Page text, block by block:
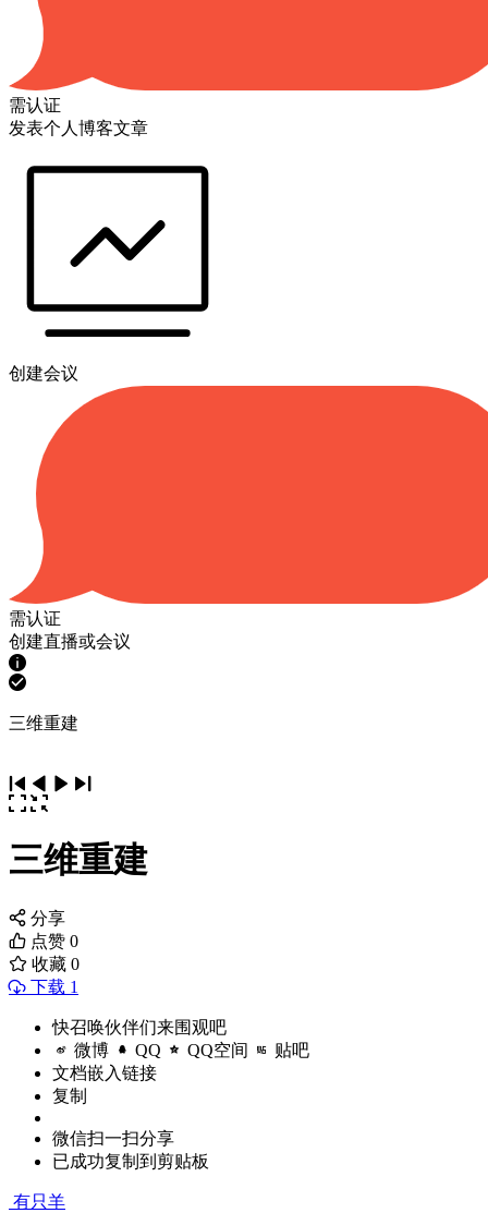
需认证
发表个人博客文章
创建会议
需认证
创建直播或会议
三维重建
三维重建
分享
点赞 0
收藏 0
下载 1
快召唤伙伴们来围观吧
微博 QQ QQ空间 贴吧
文档嵌入链接
复制
微信扫一扫分享
已成功复制到剪贴板
有只羊